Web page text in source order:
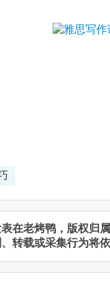
在老烤鸭，版权归
转载或采集行为将